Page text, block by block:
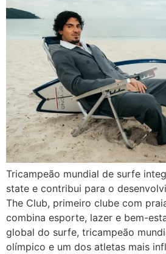
Tricampeão mundial de surfe
state e contribui para o
The Club, primeiro clube com
combina esporte, lazer e bem-
global do surfe, tricampeão
olímpico e um dos atletas mais